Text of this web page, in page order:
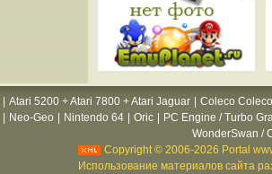
Atari 5200 + Atari 7800 + Atari Jaguar
Coleco
Neo-Geo Nintendo 64 Oric
PC Engine / Turbo
WonderSwan /
Copyright © 2006-2026 Portal
Использование материалов сайта